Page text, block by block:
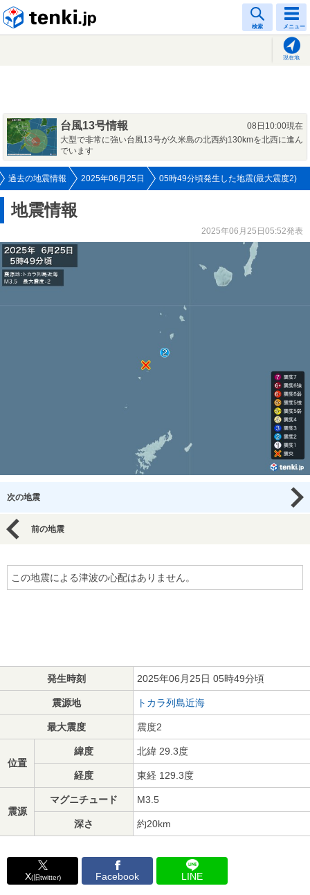
検索 メニュー
現在地
台風13号情報
08日10:00現在
大型で非常に強い台風13号が久米島の北西約130kmを北西に進ん
でいます
過去の地震情報 2025年06月25日 05時49分頃発生した地震(最大震度2)
地震情報
2025年06月25日05:52発表
次の地震
前の地震
この地震による津波の心配はありません。
発生時刻 2025年06月25日 05時49分頃
震源地 トカラ列島近海
最大震度 震度2
位置
緯度 北緯 29.3度
経度 東経 129.3度
震源
マグニチュード M3.5
深さ 約20km
X(旧twitter) Facebook LINE